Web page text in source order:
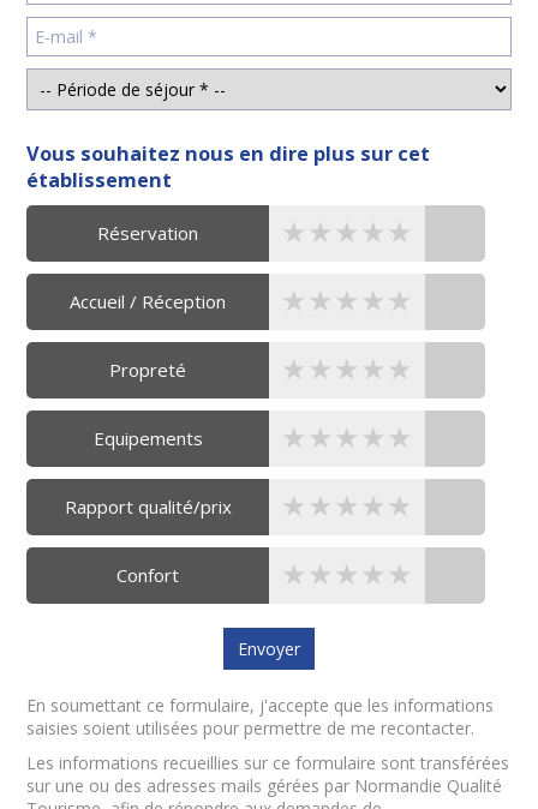
Vous souhaitez nous en dire plus sur cet
établissement
Réservation ★★★★★
★★★★★
★★★★★
Accueil / Réception ★★★★★
★★★★★
★★★★★
Propreté ★★★★★
★★★★★
★★★★★
Equipements ★★★★★
★★★★★
★★★★★
Rapport qualité/prix ★★★★★
★★★★★
★★★★★
Confort ★★★★★
★★★★★
★★★★★
En soumettant ce formulaire, j'accepte que les informations
saisies soient utilisées pour permettre de me recontacter.
Les informations recueillies sur ce formulaire sont transférées
sur une ou des adresses mails gérées par Normandie Qualité